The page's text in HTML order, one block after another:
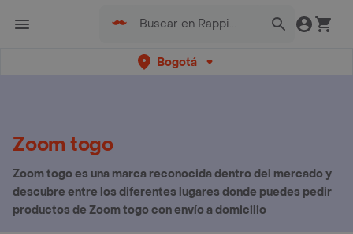
Bogotá
Zoom togo
Zoom togo es una marca reconocida dentro del mercado y
descubre entre los diferentes lugares donde puedes pedir
productos de Zoom togo con envío a domicilio